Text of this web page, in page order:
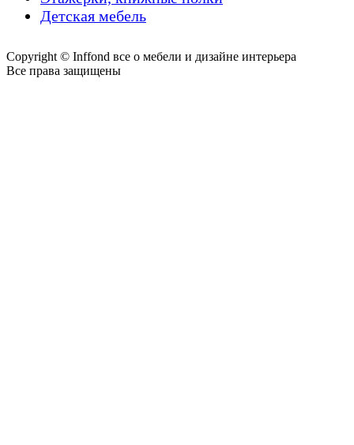
Детская мебель
Copyright © Inffond все о мебели и дизайне интерьера
Все права защищены